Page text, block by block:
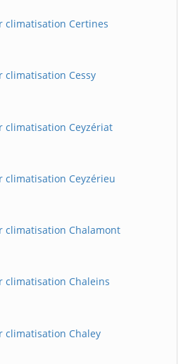
climatisation Certines
climatisation Cessy
climatisation Ceyzériat
climatisation Ceyzérieu
climatisation Chalamont
climatisation Chaleins
climatisation Chaley